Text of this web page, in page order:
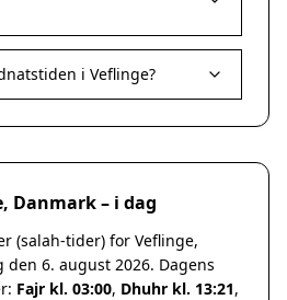
i Veflinge?
Danmark – i dag
(salah-tider) for Veflinge,
den 6. august 2026. Dagens
Fajr kl. 03:00, Dhuhr kl. 13:21,